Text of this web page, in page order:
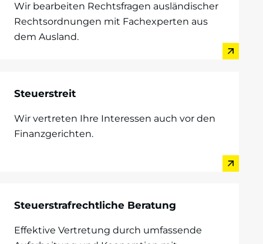
Wir bearbeiten Rechtsfragen ausländischer
Rechtsordnungen mit Fachexperten aus
dem Ausland.
Steuerstreit
Wir vertreten Ihre Interessen auch vor den
Finanzgerichten.
Steuerstrafrechtliche Beratung
Effektive Vertretung durch umfassende